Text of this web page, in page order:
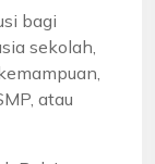
bagi
sekolah,
atau